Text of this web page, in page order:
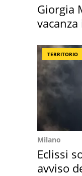
Giorgia
TERRITORIO
Milano
Eclissi
avviso